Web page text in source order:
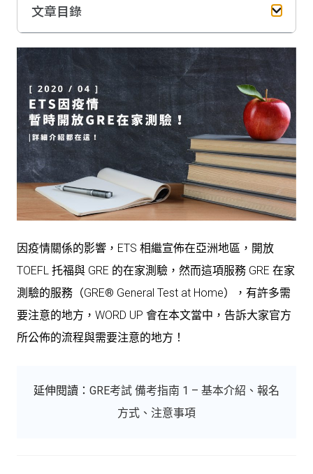
文章目錄
因疫情關係的影響，ETS 相繼宣佈在亞洲地區，開放
TOEFL 托福與 GRE 的在家測驗，然而這項服務 GRE 在家
測驗的服務（GRE® General Test at Home），有許多需
要注意的地方，WORD UP 會在本文當中，告訴大家官方
所公佈的流程與需要注意的地方！
延伸閱讀： GRE考試 備考指南 1 – 基本介紹、報名
方式、注意事項